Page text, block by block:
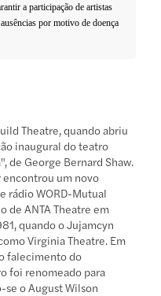
a participação de artistas
por motivo de doença
Theatre, quando abriu
inaugural do teatro
de George Bernard Shaw.
encontrou um novo
rádio WORD-Mutual
de ANTA Theatre em
quando o Jujamcyn
Virginia Theatre. Em
falecimento do
foi renomeado para
o August Wilson